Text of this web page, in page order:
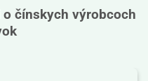
čínskych výrobcoch